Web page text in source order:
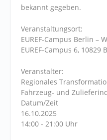
bekannt gegeben.
Veranstaltungsort:
EUREF-Campus Berlin –
EUREF-Campus 6, 10829
Veranstalter:
Regionales
Fahrzeug- und
Datum/Zeit
16.10.2025
14:00 - 21:00 Uhr